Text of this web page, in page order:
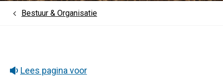
HomeBestuur & Organisatie
Lees pagina voor